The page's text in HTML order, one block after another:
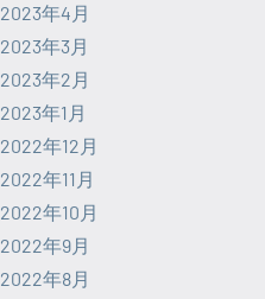
2023年4月
2023年3月
2023年2月
2023年1月
2022年12月
2022年11月
2022年10月
2022年9月
2022年8月